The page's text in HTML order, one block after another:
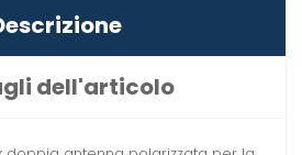
dell'articolo